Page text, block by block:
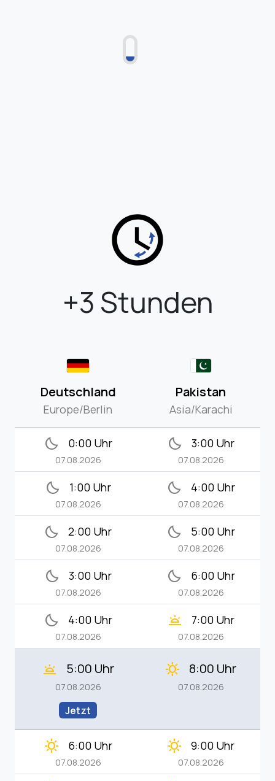
+3 Stunden
Deutschland
Europe/Berlin
Pakistan
Asia/Karachi
bedtime 0:00 Uhr
07.08.2026
bedtime 3:00 Uhr
07.08.2026
bedtime 1:00 Uhr
07.08.2026
bedtime 4:00 Uhr
07.08.2026
bedtime 2:00 Uhr
07.08.2026
bedtime 5:00 Uhr
07.08.2026
bedtime 3:00 Uhr
07.08.2026
bedtime 6:00 Uhr
07.08.2026
bedtime 4:00 Uhr
07.08.2026
wb_twilight 7:00 Uhr
07.08.2026
wb_twilight 5:00 Uhr
07.08.2026
Jetzt
clear_day 8:00 Uhr
07.08.2026
clear_day 6:00 Uhr
07.08.2026
clear_day 9:00 Uhr
07.08.2026